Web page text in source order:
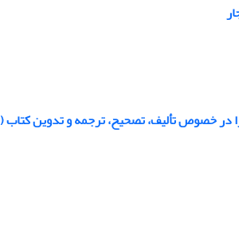
تألیف، تصحیح، ترجمه و تدوین کتاب (1314-1320)